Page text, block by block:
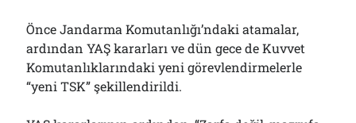
15 Temmuz Soruları… Nasuh Mahruki’nin “Suçu”!..
03/08/2026
Er Gaziler 20 Gün Sonra Gelen MSB Heyetine Böyle İsyan Etti:“Bizi
Teröristlere G……yle Güldürdünüz”
01/08/2026
Papazın “Komutanı” Ayasofya ve Patrikhane İçin ABD’yi Göreve
Önce Jandarma Komutanlığı’ndaki atamalar,
ardından YAŞ kararları ve dün gece de Kuvvet
Komutanlıklarındaki yeni görevlendirmelerle
“yeni TSK” şekillendirildi.